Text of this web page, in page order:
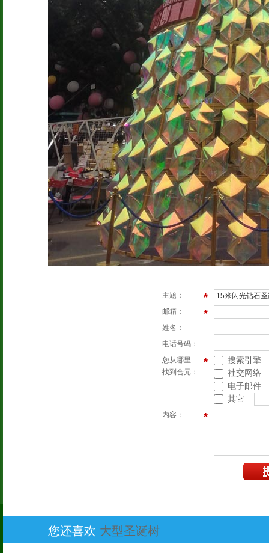
主题： *
邮箱： *
姓名：
电话号码：
您从哪里
*
找到合元：
搜索引擎
社交网络
电子邮件
其它
内容： *
您还喜欢 大型圣诞树